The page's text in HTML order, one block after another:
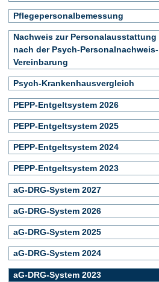
Pflegepersonalbemessung
Nachweis zur Personalausstattung
nach der Psych-Personalnachweis-
Vereinbarung
Psych-Krankenhausvergleich
PEPP-Entgeltsystem 2026
PEPP-Entgeltsystem 2025
PEPP-Entgeltsystem 2024
PEPP-Entgeltsystem 2023
aG-DRG-System 2027
aG-DRG-System 2026
aG-DRG-System 2025
aG-DRG-System 2024
aG-DRG-System 2023